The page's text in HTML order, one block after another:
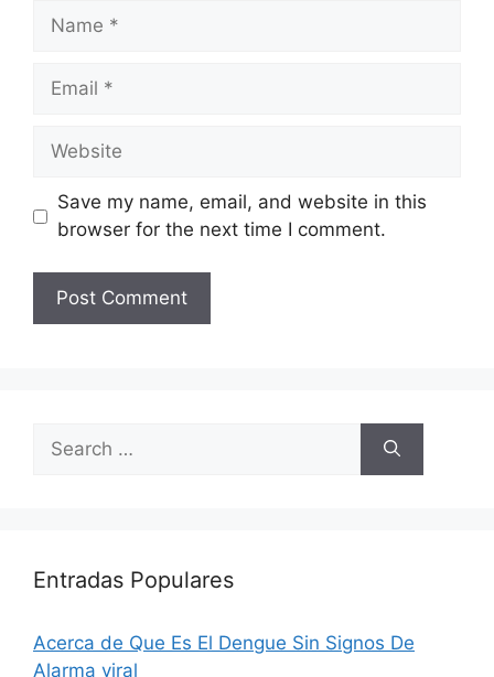
Name
Email
Website
Save my name, email, and website in this
browser for the next time I comment.
for:
Entradas Populares
Acerca de Que Es El Dengue Sin Signos De
Alarma viral